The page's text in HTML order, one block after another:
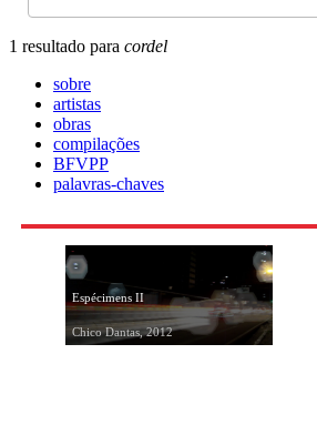
1 resultado para cordel
sobre
artistas
obras
compilações
BFVPP
palavras-chaves
Espécimens II
Chico Dantas, 2012